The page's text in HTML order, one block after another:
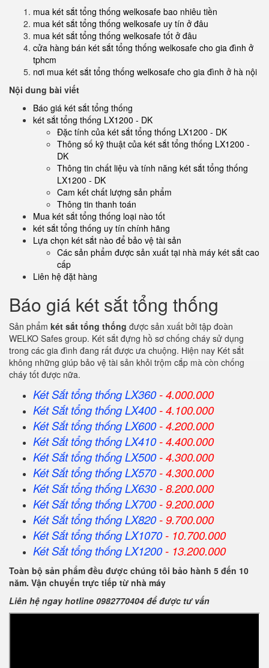
mua két sắt tổng thống welkosafe bao nhiêu tiền
mua két sắt tổng thống welkosafe uy tín ở đâu
mua két sắt tổng thống welkosafe tốt ở đâu
cửa hàng bán két sắt tổng thống welkosafe cho gia đình ở
tphcm
nơi mua két sắt tổng thống welkosafe cho gia đình ở hà nội
Nội dung bài viết
Báo giá két sắt tổng thống
két sắt tổng thống LX1200 - DK
Đặc tính của két sắt tổng thống LX1200 - DK
Thông số kỹ thuật của két sắt tổng thống LX1200 -
DK
Thông tin chất liệu và tính năng két sắt tổng thống
LX1200 - DK
Cam kết chất lượng sản phẩm
Thông tin thanh toán
Mua két sắt tổng thống loại nào tốt
két sắt tổng thống uy tín chính hãng
Lựa chọn két sắt nào để bảo vệ tài sản
Các sản phẩm được sản xuất tại nhà máy két sắt cao
cấp
Liên hệ đặt hàng
Báo giá két sắt tổng thống
Sản phẩm két sắt tổng thống được sản xuất bởi tập đoàn
WELKO Safes group. Két sắt đựng hồ sơ chống cháy sử dụng
trong các gia đình đang rất được ưa chuộng. Hiện nay Két sắt
không những giúp bảo vệ tài sản khỏi trộm cắp mà còn chống
cháy tốt được nữa.
Két Sắt tổng thống LX360- 4.000.000
Két Sắttổng thốngLX400- 4.100.000
Két Sắttổng thốngLX600- 4.200.000
Két Sắttổng thốngLX410- 4.400.000
Két Sắttổng thốngLX500- 4.300.000
Két Sắttổng thốngLX570- 4.300.000
Két Sắttổng thốngLX630- 8.200.000
Két Sắttổng thốngLX700- 9.200.000
Két Sắttổng thốngLX820- 9.700.000
Két Sắttổng thốngLX1070- 10.700.000
Két Sắttổng thốngLX1200- 13.200.000
Toàn bộ sản phẩm đều được chúng tôi bảo hành 5 đến 10
năm. Vận chuyển trực tiếp từ nhà máy
Liên hệ ngay hotline 0982770404 để được tư vấn